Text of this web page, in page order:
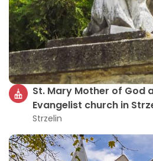
St. Mary Mother of God
Evangelist church in
Strzelin